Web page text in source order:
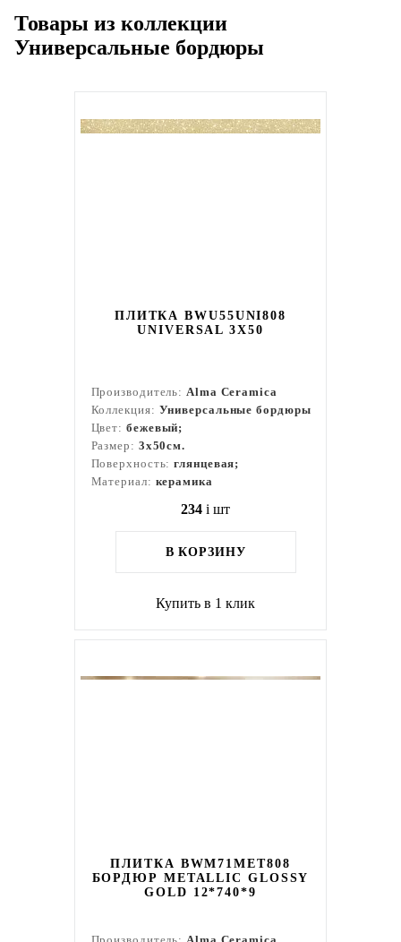
Товары из коллекции
Универсальные бордюры
ПЛИТКА BWU55UNI808
UNIVERSAL 3X50
Производитель:Alma Ceramica
Коллекция: Универсальные бордюры
Цвет: бежевый;
Размер: 3x50см.
Поверхность:глянцевая;
Материал: керамика
234 i шт
В КОРЗИНУ
Купить в 1 клик
ПЛИТКА BWM71MET808
БОРДЮР METALLIC GLOSSY
GOLD 12*740*9